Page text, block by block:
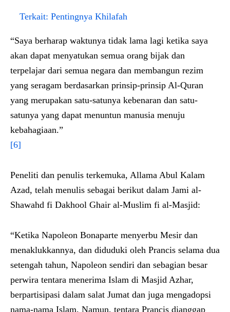
Terkait: Pentingnya Khilafah
“Saya berharap waktunya tidak lama lagi ketika saya
akan dapat menyatukan semua orang bijak dan
terpelajar dari semua negara dan membangun rezim
yang seragam berdasarkan prinsip-prinsip Al-Quran
yang merupakan satu-satunya kebenaran dan satu-
satunya yang dapat menuntun manusia menuju
kebahagiaan.”
[6]
Peneliti dan penulis terkemuka, Allama Abul Kalam
Azad, telah menulis sebagai berikut dalam Jami al-
Shawahd fi Dakhool Ghair al-Muslim fi al-Masjid:
“Ketika Napoleon Bonaparte menyerbu Mesir dan
menaklukkannya, dan diduduki oleh Prancis selama dua
setengah tahun, Napoleon sendiri dan sebagian besar
perwira tentara menerima Islam di Masjid Azhar,
berpartisipasi dalam salat Jumat dan juga mengadopsi
nama-nama Islam. Namun, tentara Prancis dianggap